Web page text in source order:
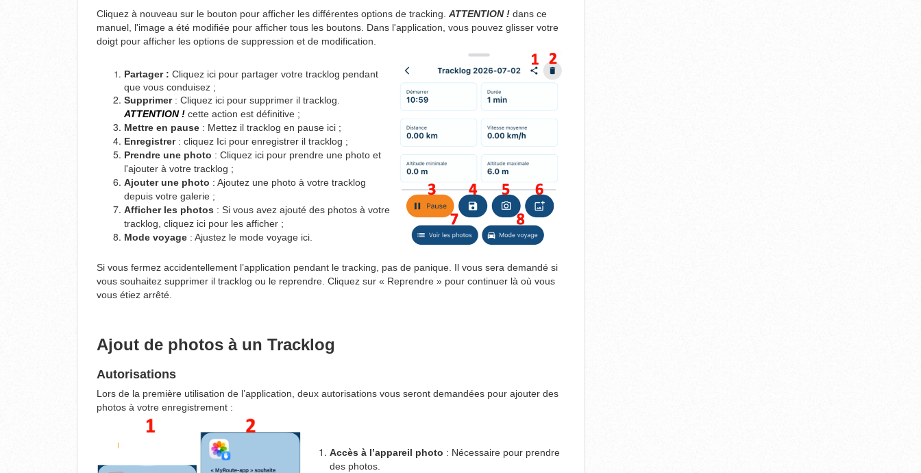
Cliquez à nouveau sur le bouton pour afficher les différentes options de tracking. ATTENTION ! dans ce
manuel, l'image a été modifiée pour afficher tous les boutons. Dans l'application, vous pouvez glisser votre
doigt pour afficher les options de suppression et de modification.
Partager : Cliquez ici pour partager votre tracklog pendant
que vous conduisez ;
Supprimer: Cliquez ici pour supprimer il tracklog.
ATTENTION ! cette action est définitive ;
Mettre en pause : Mettez il tracklog en pause ici ;
Enregistrer: cliquez Ici pour enregistrer il tracklog ;
Prendre une photo : Cliquez ici pour prendre une photo et
l'ajouter à votre tracklog ;
Ajouter une photo : Ajoutez une photo à votre tracklog
depuis votre galerie ;
Afficher les photos : Si vous avez ajouté des photos à votre
tracklog, cliquez ici pour les afficher ;
Mode voyage : Ajustez le mode voyage ici.
Si vous fermez accidentellement l’application pendant le tracking, pas de panique. Il vous sera demandé si
vous souhaitez supprimer il tracklog ou le reprendre. Cliquez sur « Reprendre » pour continuer là où vous
vous étiez arrêté.
Ajout de photos à un Tracklog
Autorisations
Lors de la première utilisation de l’application, deux autorisations vous seront demandées pour ajouter des
photos à votre enregistrement :
Accès à l’appareil photo : Nécessaire pour prendre
des photos.